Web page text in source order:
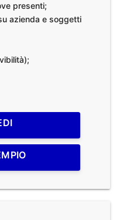
presenti;
azienda e soggetti